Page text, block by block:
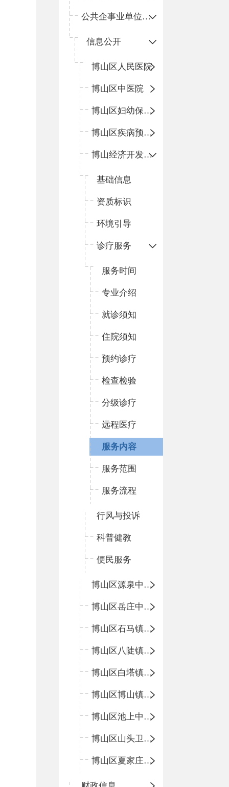
公共企事业单位信息公开
信息公开
​博山区人民医院
博山区中医院
博山区妇幼保健院
博山区疾病预防控制中心
博山经济开发区卫生院
基础信息
资质标识
环境引导
诊疗服务
服务时间
专业介绍
就诊须知
住院须知
预约诊疗
检查检验
分级诊疗
远程医疗
服务内容
服务范围
服务流程
行风与投诉
科普健教
便民服务
博山区源泉中心卫生院（博山区第二人民医院）
博山区岳庄中心卫生院
博山区石马镇卫生院
博山区八陡镇卫生院
博山区白塔镇卫生院
博山区博山镇中心卫生院（南院区、北院区）
博山区池上中心卫生院
博山区山头卫生院
博山区夏家庄卫生院